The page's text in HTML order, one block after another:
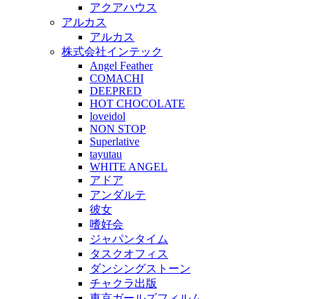
アクアハウス
アルカス
アルカス
株式会社インテック
Angel Feather
COMACHI
DEEPRED
HOT CHOCOLATE
loveidol
NON STOP
Superlative
tayutau
WHITE ANGEL
アドア
アンダルテ
彼女
嗜好会
ジャパンタイム
タスクオフィス
ダンシングストーン
チャクラ出版